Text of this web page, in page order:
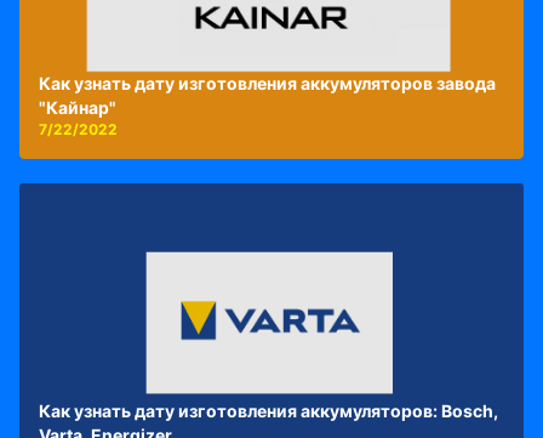
Как узнать дату изготовления аккумуляторов завода
"Кайнар"
7/22/2022
Как узнать дату изготовления аккумуляторов: Bosch,